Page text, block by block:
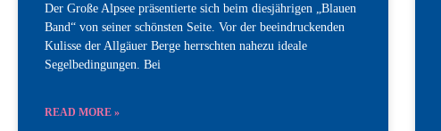
Der Große Alpsee präsentierte sich beim diesjährigen „Blauen
Band“ von seiner schönsten Seite. Vor der beeindruckenden
Kulisse der Allgäuer Berge herrschten nahezu ideale
Segelbedingungen. Bei
READ MORE »